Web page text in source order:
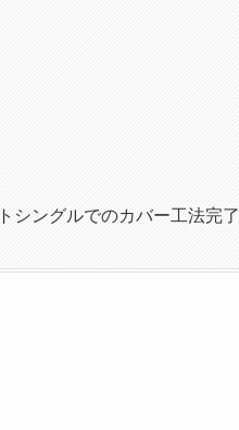
シングルでのカバー工法完了